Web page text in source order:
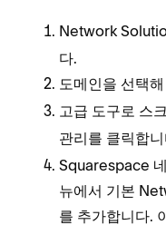
Network
다.
도메인을 선택해
고급 도구로 스
관리 를 클릭합
Squarespace
뉴에서 기본
를 추가합니다.